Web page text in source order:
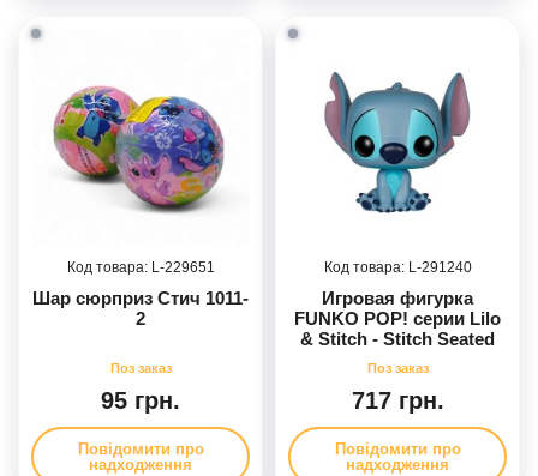
229651
Шар сюрприз Стич 1011-
2
95 грн.
Повідомити про
надходження
291240
Игровая фигурка
FUNKO POP! cерии Lilo
& Stitch - Stitch Seated
717 грн.
Повідомити про
надходження